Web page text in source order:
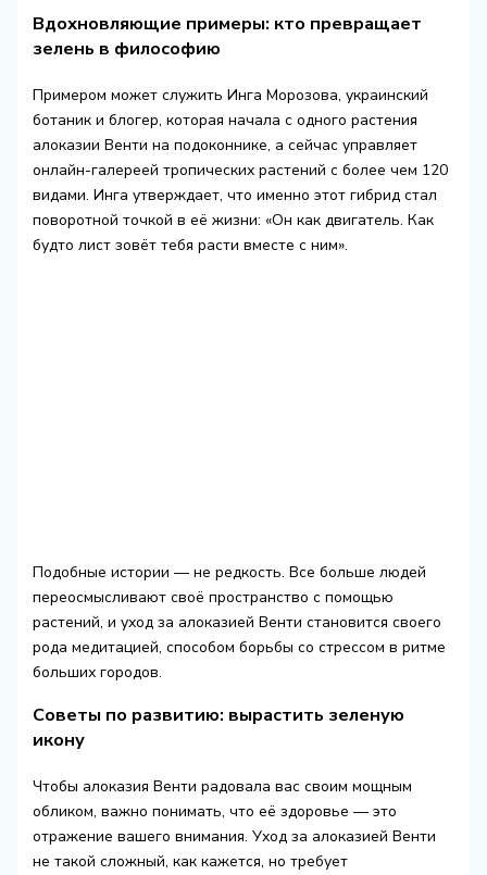
Вдохновляющие примеры: кто превращает
зелень в философию
Примером может служить Инга Морозова, украинский
ботаник и блогер, которая начала с одного растения
алоказии Венти на подоконнике, а сейчас управляет
онлайн-галереей тропических растений с более чем 120
видами. Инга утверждает, что именно этот гибрид стал
поворотной точкой в её жизни: «Он как двигатель. Как
будто лист зовёт тебя расти вместе с ним».
Подобные истории — не редкость. Все больше людей
переосмысливают своё пространство с помощью
растений, и уход за алоказией Венти становится своего
рода медитацией, способом борьбы со стрессом в ритме
больших городов.
Советы по развитию: вырастить зеленую
икону
Чтобы алоказия Венти радовала вас своим мощным
обликом, важно понимать, что её здоровье — это
отражение вашего внимания. Уход за алоказией Венти
не такой сложный, как кажется, но требует